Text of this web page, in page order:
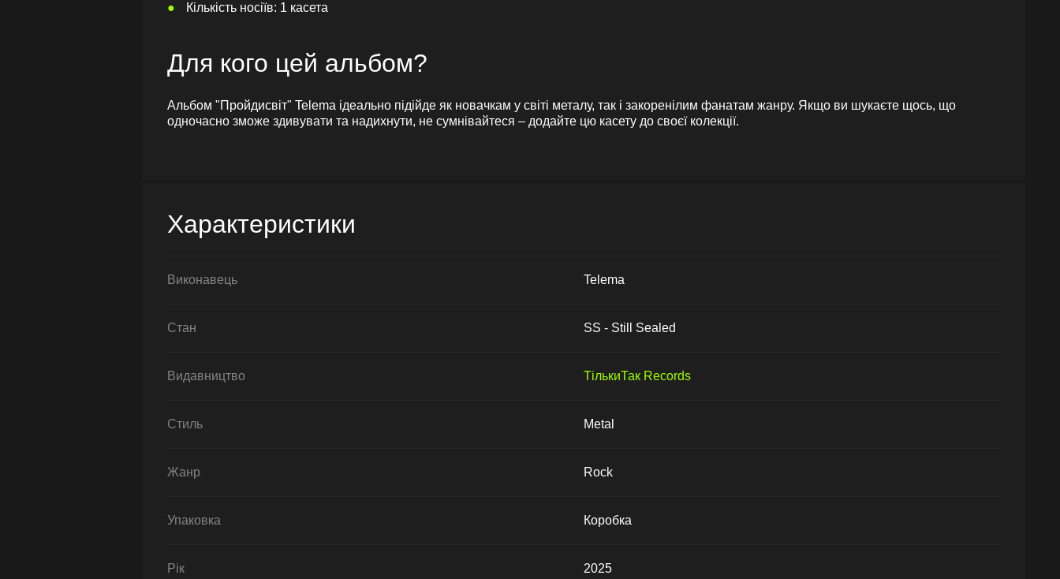
Кількість носіїв: 1 касета
Для кого цей альбом?
Альбом "Пройдисвіт" Telema ідеально підійде як новачкам у світі металу, так і закоренілим фанатам жанру. Якщо ви шукаєте щось, що
одночасно зможе здивувати та надихнути, не сумнівайтеся – додайте цю касету до своєї колекції.
Характеристики
Виконавець Telema
Стан SS - Still Sealed
Видавництво ТількиТак Records
Стиль Metal
Жанр Rock
Упаковка Коробка
Рік 2025